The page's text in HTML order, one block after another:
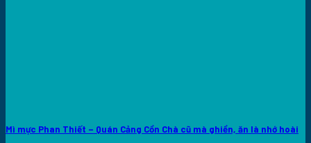
Mì mực Phan Thiết – Quán Cảng Cồn Chà cũ mà ghiền, ăn là nhớ hoài